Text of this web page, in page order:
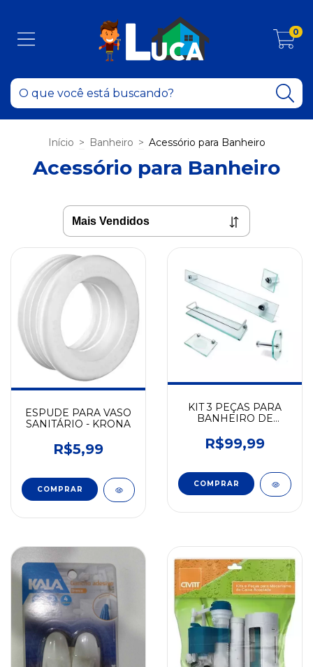
0
Início > Banheiro > Acessório para Banheiro
Acessório para Banheiro
ESPUDE PARA VASO
SANITÁRIO - KRONA
R$5,99
KIT 3 PEÇAS PARA
BANHEIRO DE
- VILDREX
R$99,99